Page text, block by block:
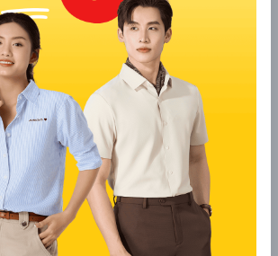
thời trang nữ mang phong cách hiện đại,
vẫn giữ được nét nữ tính, thanh lịch. Áo sơ mi
có thiết kế trẻ trung, phù hợp với cô
vừa chuyên nghiệp vừa phá cách.